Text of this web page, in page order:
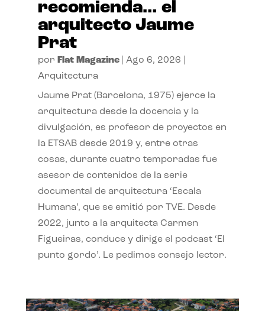
recomienda… el
arquitecto Jaume
Prat
por Flat Magazine| Ago 6, 2026
Arquitectura
Jaume Prat (Barcelona, 1975) ejerce la
arquitectura desde la docencia y la
divulgación, es profesor de proyectos en
la ETSAB desde 2019 y, entre otras
cosas, durante cuatro temporadas fue
asesor de contenidos de la serie
documental de arquitectura ‘Escala
Humana’, que se emitió por TVE. Desde
2022, junto a la arquitecta Carmen
Figueiras, conduce y dirige el podcast ‘El
punto gordo’. Le pedimos consejo lector.